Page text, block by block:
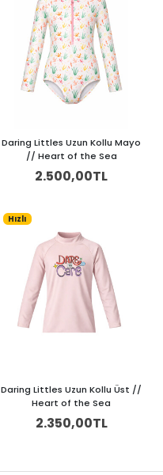
Daring Littles Uzun Kollu Mayo
// Heart of the Sea
2.500,00TL
Hızlı
Daring Littles Uzun Kollu Üst //
Heart of the Sea
2.350,00TL